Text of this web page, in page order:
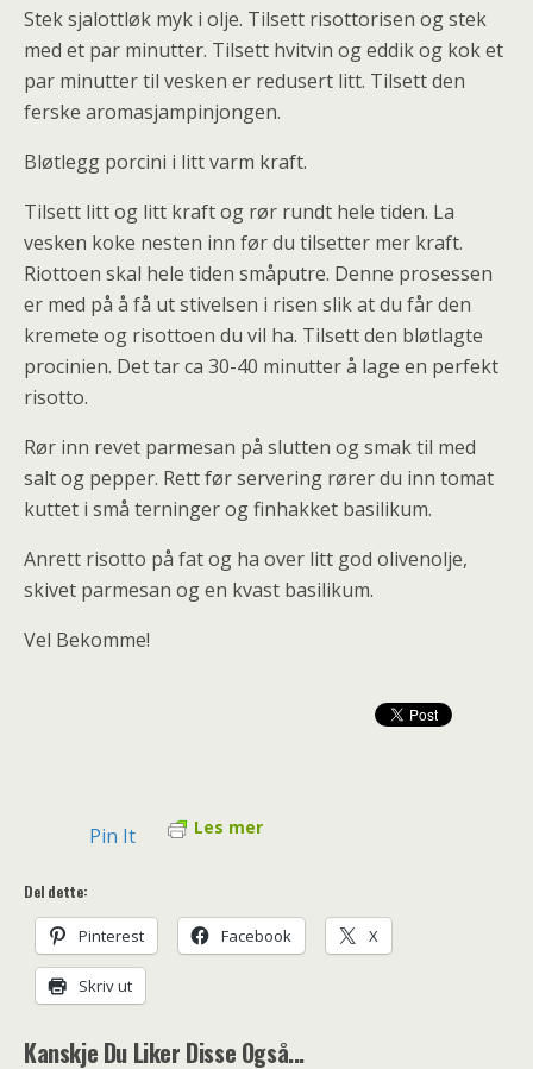
Stek sjalottløk myk i olje. Tilsett risottorisen og stek
med et par minutter. Tilsett hvitvin og eddik og kok et
par minutter til vesken er redusert litt. Tilsett den
ferske aromasjampinjongen.
Bløtlegg porcini i litt varm kraft.
Tilsett litt og litt kraft og rør rundt hele tiden. La
vesken koke nesten inn før du tilsetter mer kraft.
Riottoen skal hele tiden småputre. Denne prosessen
er med på å få ut stivelsen i risen slik at du får den
kremete og risottoen du vil ha. Tilsett den bløtlagte
procinien. Det tar ca 30-40 minutter å lage en perfekt
risotto.
Rør inn revet parmesan på slutten og smak til med
salt og pepper. Rett før servering rører du inn tomat
kuttet i små terninger og finhakket basilikum.
Anrett risotto på fat og ha over litt god olivenolje,
skivet parmesan og en kvast basilikum.
Vel Bekomme!
Pin It Les mer
Del dette:
Pinterest Facebook X
Skriv ut
Kanskje Du Liker Disse Også...